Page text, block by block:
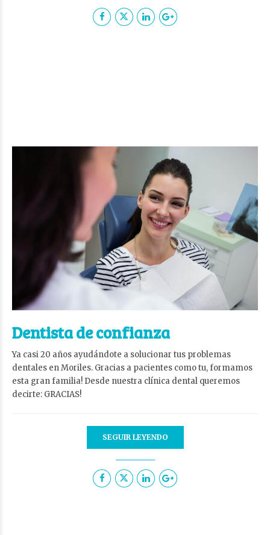
Dentista de confianza
Ya casi 20 años ayudándote a solucionar tus problemas
dentales en Moriles. Gracias a pacientes como tu, formamos
esta gran familia! Desde nuestra clínica dental queremos
decirte: GRACIAS!
SEGUIR LEYENDO